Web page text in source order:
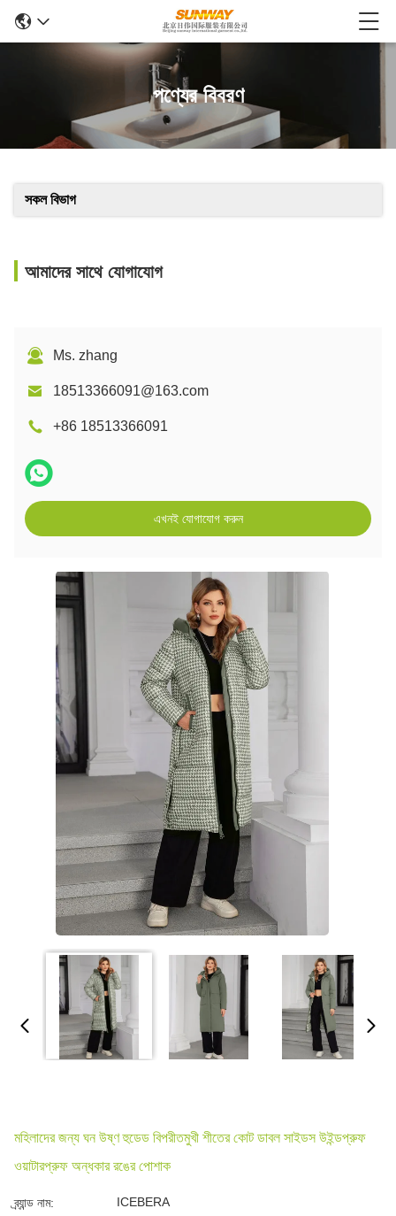
পণ্যের বিবরণ
সকল বিভাগ
আমাদের সাথে যোগাযোগ
Ms. zhang
18513366091@163.com
+86 18513366091
এখনই যোগাযোগ করুন
মহিলাদের জন্য ঘন উষ্ণ হুডেড বিপরীতমুখী শীতের কোট ডাবল সাইডস উইন্ডপ্রুফ
ওয়াটারপ্রুফ অন্ধকার রঙের পোশাক
ব্র্যান্ড নাম: ICEBERA